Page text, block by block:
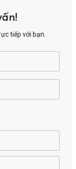
tiếp với bạn.